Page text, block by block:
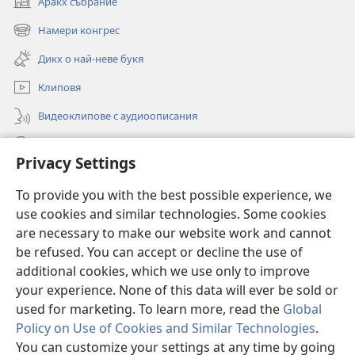
Privacy Settings
To provide you with the best possible experience, we
use cookies and similar technologies. Some cookies
are necessary to make our website work and cannot
be refused. You can accept or decline the use of
additional cookies, which we use only to improve
your experience. None of this data will ever be sold or
used for marketing. To learn more, read the Global
Policy on Use of Cookies and Similar Technologies.
You can customize your settings at any time by going
(отваря
нов
прозорец)
Намери конгрес
(отваря
нов
прозорец)
Дикх о най-неве букя
Клиповя
Видеоклипове с аудиоописания
(отваря
прозорец)Онлайн библиотека „Стражева кула“
(отваря
нов
прозорец)
JW Hub ®
(отваря
нов
прозорец)
Copyright© 2026 Watch Tower Bible and Tract Society of Pennsylvania.